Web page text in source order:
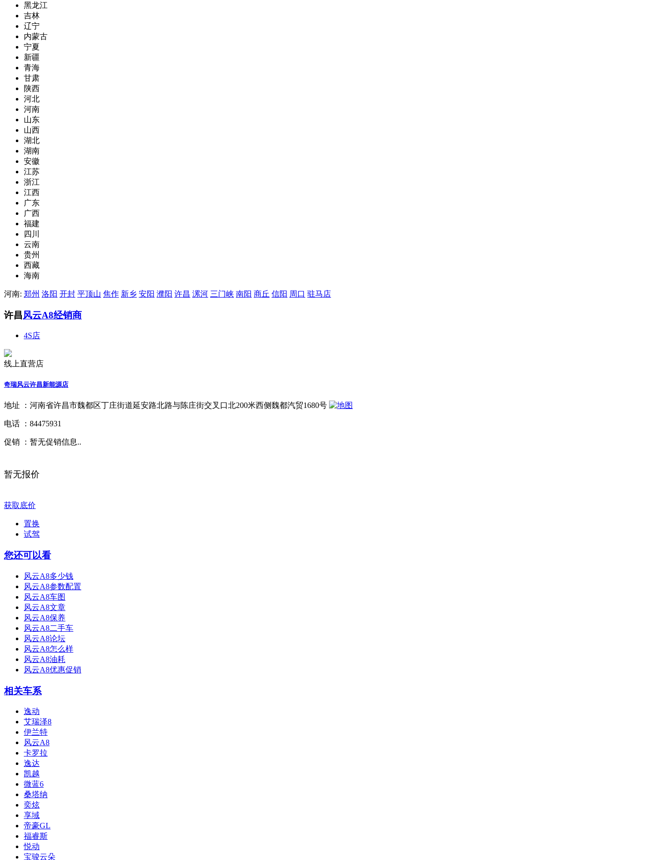
黑龙江
吉林
辽宁
内蒙古
宁夏
新疆
青海
甘肃
陕西
河北
河南
山东
山西
湖北
湖南
安徽
江苏
浙江
江西
广东
广西
福建
四川
云南
贵州
西藏
海南
河南: 郑州 洛阳 开封 平顶山 焦作 新乡 安阳 濮阳 许昌 漯河 三门峡 南阳 商丘 信阳 周口 驻马店
许昌风云A8经销商
4S店
线上直营店
奇瑞风云许昌新能源店
地址 ： 河南省许昌市魏都区丁庄街道延安路北路与陈庄街交叉口北200米西侧魏都汽贸1680号
电话 ： 84475931
促销 ： 暂无促销信息..
暂无报价
获取底价
置换
试驾
您还可以看
风云A8多少钱
风云A8参数配置
风云A8车图
风云A8文章
风云A8保养
风云A8二手车
风云A8论坛
风云A8怎么样
风云A8油耗
风云A8优惠促销
相关车系
逸动
艾瑞泽8
伊兰特
风云A8
卡罗拉
逸达
凯越
微蓝6
桑塔纳
奕炫
享域
帝豪GL
福睿斯
悦动
宝骏云朵